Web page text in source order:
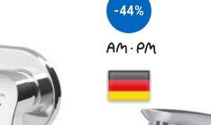
-44%